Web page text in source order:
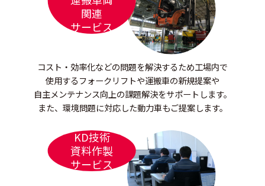
関連
サービス
コスト・効率化などの問題を解決するため工場内で
使用するフォークリフトや運搬車の新規提案や
自主メンテナンス向上の課題解決をサポートします。
また、環境問題に対応した動力車もご提案します。
KD技術
資料作製
サービス